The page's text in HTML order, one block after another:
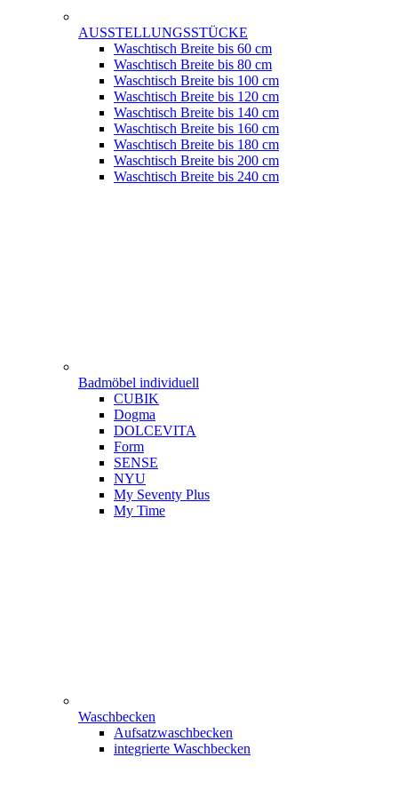
AUSSTELLUNGSSTÜCKE
Waschtisch Breite bis 60 cm
Waschtisch Breite bis 80 cm
Waschtisch Breite bis 100 cm
Waschtisch Breite bis 120 cm
Waschtisch Breite bis 140 cm
Waschtisch Breite bis 160 cm
Waschtisch Breite bis 180 cm
Waschtisch Breite bis 200 cm
Waschtisch Breite bis 240 cm
Badmöbel individuell
CUBIK
Dogma
DOLCEVITA
Form
SENSE
NYU
My Seventy Plus
My Time
Waschbecken
Aufsatzwaschbecken
integrierte Waschbecken